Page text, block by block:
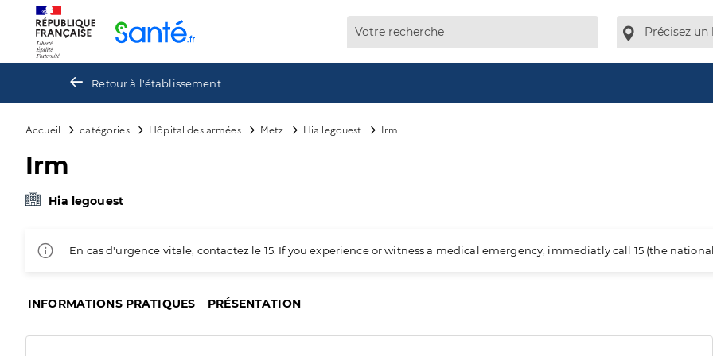
Retour à l'établissement
Accueil catégories Hôpital des armées Metz Hia legouest Irm
Irm
Hia legouest
En cas d'urgence vitale, contactez le 15. If you experience or witness a medical emergency, immediatly call 15 (the
INFORMATIONS PRATIQUES PRÉSENTATION
Panneau de gestion des cookies